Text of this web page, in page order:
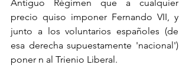
Antiguo Régimen que a cualquier
precio quiso imponer Fernando VII, y
junto a los voluntarios españoles (de
esa derecha supuestamente 'nacional')
poner n al Trienio Liberal.